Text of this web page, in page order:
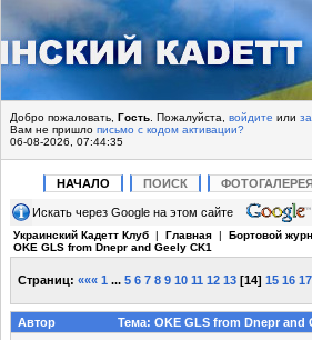
Добро пожаловать, Гость . Пожалуйста, войдите или
Вам не пришло письмо с кодом активации?
06-08-2026, 07:44:35
НАЧАЛО ПОИСК
Искать через Google на этом сайте
Украинский Кадетт Клуб | Главная | Бортовой
OKE GLS from Dnepr and Geely CK1
Страниц: ««« 1 ... 5 6 7 8 9 10 11 12 13 [14] 15 16 17
Автор
Тема: OKE GLS from Dnepr and